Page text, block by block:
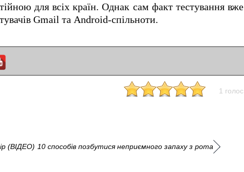
для всіх країн. Однак сам факт тестування вже
Gmail та Android-спільноти.
1 голос
(ВІДЕО) 10 способів позбутися неприємного запаху з рота